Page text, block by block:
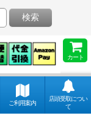
カート
検索
ご利用案内
店頭受取につい
て